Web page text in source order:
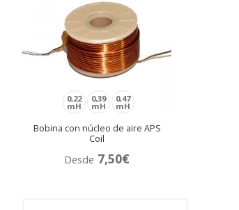
0,22
mH
0,39
mH
0,47
mH
Bobina con núcleo de aire APS
Coil
Desde 7,50€